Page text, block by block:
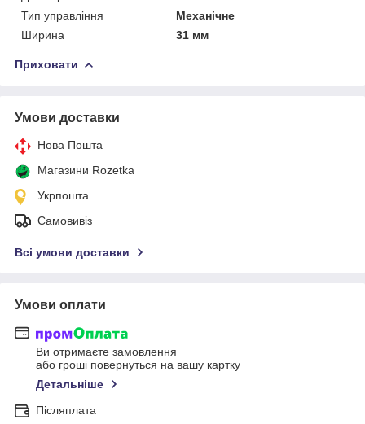
Тип управління
Механічне
Ширина
31 мм
Приховати
Умови доставки
Нова Пошта
Магазини Rozetka
Укрпошта
Самовивіз
Всі умови доставки
Умови оплати
Ви отримаєте замовлення
або гроші повернуться на вашу картку
Детальніше
Післяплата